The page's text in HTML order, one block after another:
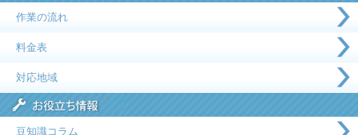
作業の流れ
料金表
対応地域
豆知識コラム